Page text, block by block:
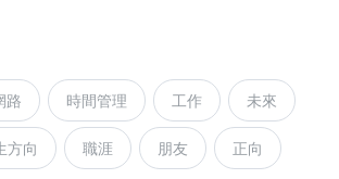
路 時間管理 工作 未來
方向 職涯 朋友 正向